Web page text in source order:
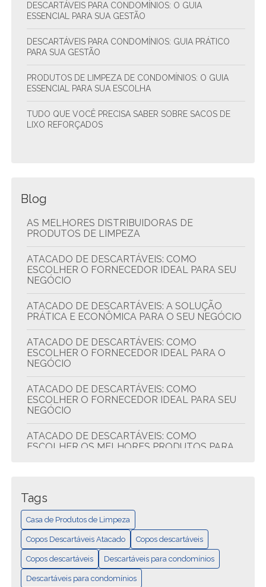
DESCARTÁVEIS PARA CONDOMÍNIOS: O GUIA
ESSENCIAL PARA SUA GESTÃO
DESCARTÁVEIS PARA CONDOMÍNIOS: GUIA PRÁTICO
PARA SUA GESTÃO
PRODUTOS DE LIMPEZA DE CONDOMÍNIOS: O GUIA
ESSENCIAL PARA SUA ESCOLHA
TUDO QUE VOCÊ PRECISA SABER SOBRE SACOS DE
LIXO REFORÇADOS
Blog
AS MELHORES DISTRIBUIDORAS DE
PRODUTOS DE LIMPEZA
ATACADO DE DESCARTÁVEIS: COMO
ESCOLHER O FORNECEDOR IDEAL PARA SEU
NEGÓCIO
ATACADO DE DESCARTÁVEIS: A SOLUÇÃO
PRÁTICA E ECONÔMICA PARA O SEU NEGÓCIO
ATACADO DE DESCARTÁVEIS: COMO
ESCOLHER O FORNECEDOR IDEAL PARA O
NEGÓCIO
ATACADO DE DESCARTÁVEIS: COMO
ESCOLHER O FORNECEDOR IDEAL PARA SEU
NEGÓCIO
ATACADO DE DESCARTÁVEIS: COMO
ESCOLHER OS MELHORES PRODUTOS PARA
ECONOMIZAR E COMPRAR MELHOR
ATACADO DE DESCARTÁVEIS: QUALIDADE E
ECONOMIA
CASA DE PRODUTOS DE LIMPEZA: TUDO EM
UM LUGAR
Tags
Casa de Produtos de Limpeza
Copos Descartáveis Atacado Copos descartáveis
Copos descartáveis Descartáveis para condomínios
Descartáveis para condomínios